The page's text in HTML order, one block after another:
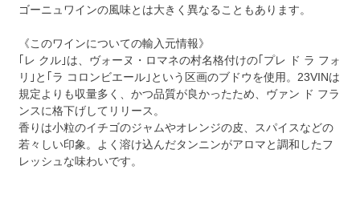
ゴーニュワインの風味とは大きく異なることもあります。
《このワインについての輸入元情報》
｢レ クル｣は、ヴォーヌ・ロマネの村名格付けの｢プレ ド ラ フォ
リ｣と｢ラ コロンビエール｣という区画のブドウを使用。23VINは
規定よりも収量多く、かつ品質が良かったため、ヴァン ド フラ
ンスに格下げしてリリース。
香りは小粒のイチゴのジャムやオレンジの皮、スパイスなどの
若々しい印象。よく溶け込んだタンニンがアロマと調和したフ
レッシュな味わいです。